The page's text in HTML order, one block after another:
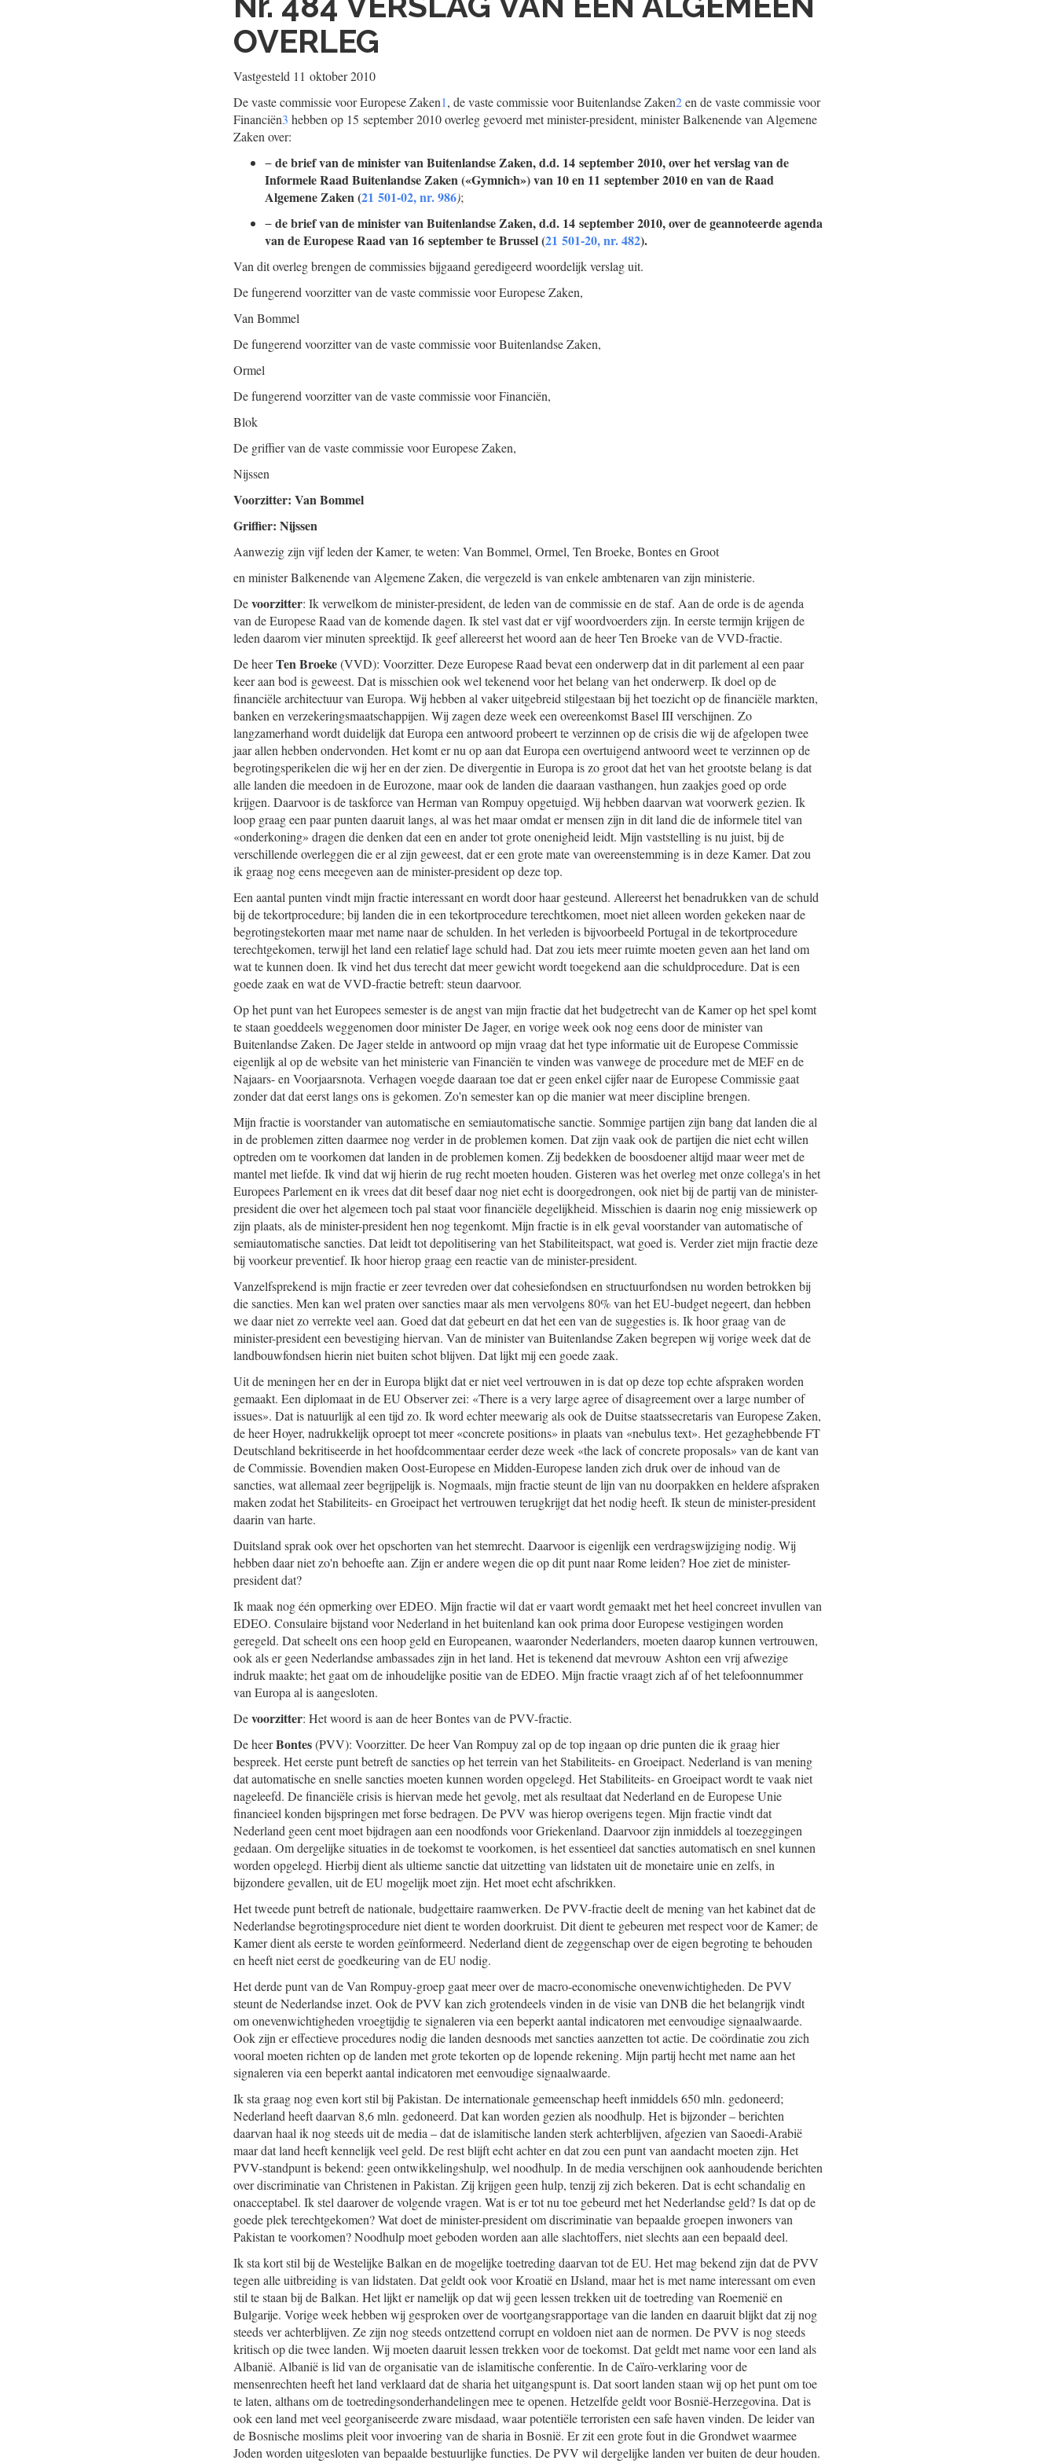
OVERLEG
Vastgesteld 11 oktober 2010
De vaste commissie voor Europese Zaken1, de vaste commissie voor Buitenlandse Zaken2en de vaste commissie voor
Financiën3 hebben op 15 september 2010 overleg gevoerd met minister-president, minister Balkenende van Algemene
Zaken over:
−de brief van de minister van Buitenlandse Zaken, d.d. 14 september 2010, over het verslag van de
Informele Raad Buitenlandse Zaken («Gymnich») van 10 en 11 september 2010 en van de Raad
Algemene Zaken (21 501-02, nr. 986);
−de brief van de minister van Buitenlandse Zaken, d.d. 14 september 2010, over de geannoteerde agenda
van de Europese Raad van 16 september te Brussel (21 501-20, nr. 482).
Van dit overleg brengen de commissies bijgaand geredigeerd woordelijk verslag uit.
De fungerend voorzitter van de vaste commissie voor Europese Zaken,
Van Bommel
De fungerend voorzitter van de vaste commissie voor Buitenlandse Zaken,
Ormel
De fungerend voorzitter van de vaste commissie voor Financiën,
Blok
De griffier van de vaste commissie voor Europese Zaken,
Nijssen
Voorzitter: Van Bommel
Griffier: Nijssen
Aanwezig zijn vijf leden der Kamer, te weten: Van Bommel, Ormel, Ten Broeke, Bontes en Groot
en minister Balkenende van Algemene Zaken, die vergezeld is van enkele ambtenaren van zijn ministerie.
Devoorzitter: Ik verwelkom de minister-president, de leden van de commissie en de staf. Aan de orde is de agenda
van de Europese Raad van de komende dagen. Ik stel vast dat er vijf woordvoerders zijn. In eerste termijn krijgen de
leden daarom vier minuten spreektijd. Ik geef allereerst het woord aan de heer Ten Broeke van de VVD-fractie.
De heerTen Broeke(VVD): Voorzitter. Deze Europese Raad bevat een onderwerp dat in dit parlement al een paar
keer aan bod is geweest. Dat is misschien ook wel tekenend voor het belang van het onderwerp. Ik doel op de
financiële architectuur van Europa. Wij hebben al vaker uitgebreid stilgestaan bij het toezicht op de financiële markten,
banken en verzekeringsmaatschappijen. Wij zagen deze week een overeenkomst Basel III verschijnen. Zo
langzamerhand wordt duidelijk dat Europa een antwoord probeert te verzinnen op de crisis die wij de afgelopen twee
jaar allen hebben ondervonden. Het komt er nu op aan dat Europa een overtuigend antwoord weet te verzinnen op de
begrotingsperikelen die wij her en der zien. De divergentie in Europa is zo groot dat het van het grootste belang is dat
alle landen die meedoen in de Eurozone, maar ook de landen die daaraan vasthangen, hun zaakjes goed op orde
krijgen. Daarvoor is de taskforce van Herman van Rompuy opgetuigd. Wij hebben daarvan wat voorwerk gezien. Ik
loop graag een paar punten daaruit langs, al was het maar omdat er mensen zijn in dit land die de informele titel van
«onderkoning» dragen die denken dat een en ander tot grote onenigheid leidt. Mijn vaststelling is nu juist, bij de
verschillende overleggen die er al zijn geweest, dat er een grote mate van overeenstemming is in deze Kamer. Dat zou
ik graag nog eens meegeven aan de minister-president op deze top.
Een aantal punten vindt mijn fractie interessant en wordt door haar gesteund. Allereerst het benadrukken van de schuld
bij de tekortprocedure; bij landen die in een tekortprocedure terechtkomen, moet niet alleen worden gekeken naar de
begrotingstekorten maar met name naar de schulden. In het verleden is bijvoorbeeld Portugal in de tekortprocedure
terechtgekomen, terwijl het land een relatief lage schuld had. Dat zou iets meer ruimte moeten geven aan het land om
wat te kunnen doen. Ik vind het dus terecht dat meer gewicht wordt toegekend aan die schuldprocedure. Dat is een
goede zaak en wat de VVD-fractie betreft: steun daarvoor.
Op het punt van het Europees semester is de angst van mijn fractie dat het budgetrecht van de Kamer op het spel komt
te staan goeddeels weggenomen door minister De Jager, en vorige week ook nog eens door de minister van
Buitenlandse Zaken. De Jager stelde in antwoord op mijn vraag dat het type informatie uit de Europese Commissie
eigenlijk al op de website van het ministerie van Financiën te vinden was vanwege de procedure met de MEF en de
Najaars- en Voorjaarsnota. Verhagen voegde daaraan toe dat er geen enkel cijfer naar de Europese Commissie gaat
zonder dat dat eerst langs ons is gekomen. Zo'n semester kan op die manier wat meer discipline brengen.
Mijn fractie is voorstander van automatische en semiautomatische sanctie. Sommige partijen zijn bang dat landen die al
in de problemen zitten daarmee nog verder in de problemen komen. Dat zijn vaak ook de partijen die niet echt willen
optreden om te voorkomen dat landen in de problemen komen. Zij bedekken de boosdoener altijd maar weer met de
mantel met liefde. Ik vind dat wij hierin de rug recht moeten houden. Gisteren was het overleg met onze collega's in het
Europees Parlement en ik vrees dat dit besef daar nog niet echt is doorgedrongen, ook niet bij de partij van de minister-
president die over het algemeen toch pal staat voor financiële degelijkheid. Misschien is daarin nog enig missiewerk op
zijn plaats, als de minister-president hen nog tegenkomt. Mijn fractie is in elk geval voorstander van automatische of
semiautomatische sancties. Dat leidt tot depolitisering van het Stabiliteitspact, wat goed is. Verder ziet mijn fractie deze
bij voorkeur preventief. Ik hoor hierop graag een reactie van de minister-president.
Vanzelfsprekend is mijn fractie er zeer tevreden over dat cohesiefondsen en structuurfondsen nu worden betrokken bij
die sancties. Men kan wel praten over sancties maar als men vervolgens 80% van het EU-budget negeert, dan hebben
we daar niet zo verrekte veel aan. Goed dat dat gebeurt en dat het een van de suggesties is. Ik hoor graag van de
minister-president een bevestiging hiervan. Van de minister van Buitenlandse Zaken begrepen wij vorige week dat de
landbouwfondsen hierin niet buiten schot blijven. Dat lijkt mij een goede zaak.
Uit de meningen her en der in Europa blijkt dat er niet veel vertrouwen in is dat op deze top echte afspraken worden
gemaakt. Een diplomaat in de EU Observer zei: «There is a very large agree of disagreement over a large number of
issues». Dat is natuurlijk al een tijd zo. Ik word echter meewarig als ook de Duitse staatssecretaris van Europese Zaken,
de heer Hoyer, nadrukkelijk oproept tot meer «concrete positions» in plaats van «nebulus text». Het gezaghebbende FT
Deutschland bekritiseerde in het hoofdcommentaar eerder deze week «the lack of concrete proposals» van de kant van
de Commissie. Bovendien maken Oost-Europese en Midden-Europese landen zich druk over de inhoud van de
sancties, wat allemaal zeer begrijpelijk is. Nogmaals, mijn fractie steunt de lijn van nu doorpakken en heldere afspraken
maken zodat het Stabiliteits- en Groeipact het vertrouwen terugkrijgt dat het nodig heeft. Ik steun de minister-president
daarin van harte.
Duitsland sprak ook over het opschorten van het stemrecht. Daarvoor is eigenlijk een verdragswijziging nodig. Wij
hebben daar niet zo'n behoefte aan. Zijn er andere wegen die op dit punt naar Rome leiden? Hoe ziet de minister-
president dat?
Ik maak nog één opmerking over EDEO. Mijn fractie wil dat er vaart wordt gemaakt met het heel concreet invullen van
EDEO. Consulaire bijstand voor Nederland in het buitenland kan ook prima door Europese vestigingen worden
geregeld. Dat scheelt ons een hoop geld en Europeanen, waaronder Nederlanders, moeten daarop kunnen vertrouwen,
ook als er geen Nederlandse ambassades zijn in het land. Het is tekenend dat mevrouw Ashton een vrij afwezige
indruk maakte; het gaat om de inhoudelijke positie van de EDEO. Mijn fractie vraagt zich af of het telefoonnummer
van Europa al is aangesloten.
Devoorzitter: Het woord is aan de heer Bontes van de PVV-fractie.
De heerBontes(PVV): Voorzitter. De heer Van Rompuy zal op de top ingaan op drie punten die ik graag hier
bespreek. Het eerste punt betreft de sancties op het terrein van het Stabiliteits- en Groeipact. Nederland is van mening
dat automatische en snelle sancties moeten kunnen worden opgelegd. Het Stabiliteits- en Groeipact wordt te vaak niet
nageleefd. De financiële crisis is hiervan mede het gevolg, met als resultaat dat Nederland en de Europese Unie
financieel konden bijspringen met forse bedragen. De PVV was hierop overigens tegen. Mijn fractie vindt dat
Nederland geen cent moet bijdragen aan een noodfonds voor Griekenland. Daarvoor zijn inmiddels al toezeggingen
gedaan. Om dergelijke situaties in de toekomst te voorkomen, is het essentieel dat sancties automatisch en snel kunnen
worden opgelegd. Hierbij dient als ultieme sanctie dat uitzetting van lidstaten uit de monetaire unie en zelfs, in
bijzondere gevallen, uit de EU mogelijk moet zijn. Het moet echt afschrikken.
Het tweede punt betreft de nationale, budgettaire raamwerken. De PVV-fractie deelt de mening van het kabinet dat de
Nederlandse begrotingsprocedure niet dient te worden doorkruist. Dit dient te gebeuren met respect voor de Kamer; de
Kamer dient als eerste te worden geïnformeerd. Nederland dient de zeggenschap over de eigen begroting te behouden
en heeft niet eerst de goedkeuring van de EU nodig.
Het derde punt van de Van Rompuy-groep gaat meer over de macro-economische onevenwichtigheden. De PVV
steunt de Nederlandse inzet. Ook de PVV kan zich grotendeels vinden in de visie van DNB die het belangrijk vindt
om onevenwichtigheden vroegtijdig te signaleren via een beperkt aantal indicatoren met eenvoudige signaalwaarde.
Ook zijn er effectieve procedures nodig die landen desnoods met sancties aanzetten tot actie. De coördinatie zou zich
vooral moeten richten op de landen met grote tekorten op de lopende rekening. Mijn partij hecht met name aan het
signaleren via een beperkt aantal indicatoren met eenvoudige signaalwaarde.
Ik sta graag nog even kort stil bij Pakistan. De internationale gemeenschap heeft inmiddels 650 mln. gedoneerd;
Nederland heeft daarvan 8,6 mln. gedoneerd. Dat kan worden gezien als noodhulp. Het is bijzonder – berichten
daarvan haal ik nog steeds uit de media – dat de islamitische landen sterk achterblijven, afgezien van Saoedi-Arabië
maar dat land heeft kennelijk veel geld. De rest blijft echt achter en dat zou een punt van aandacht moeten zijn. Het
PVV-standpunt is bekend: geen ontwikkelingshulp, wel noodhulp. In de media verschijnen ook aanhoudende berichten
over discriminatie van Christenen in Pakistan. Zij krijgen geen hulp, tenzij zij zich bekeren. Dat is echt schandalig en
onacceptabel. Ik stel daarover de volgende vragen. Wat is er tot nu toe gebeurd met het Nederlandse geld? Is dat op de
goede plek terechtgekomen? Wat doet de minister-president om discriminatie van bepaalde groepen inwoners van
Pakistan te voorkomen? Noodhulp moet geboden worden aan alle slachtoffers, niet slechts aan een bepaald deel.
Ik sta kort stil bij de Westelijke Balkan en de mogelijke toetreding daarvan tot de EU. Het mag bekend zijn dat de PVV
tegen alle uitbreiding is van lidstaten. Dat geldt ook voor Kroatië en IJsland, maar het is met name interessant om even
stil te staan bij de Balkan. Het lijkt er namelijk op dat wij geen lessen trekken uit de toetreding van Roemenië en
Bulgarije. Vorige week hebben wij gesproken over de voortgangsrapportage van die landen en daaruit blijkt dat zij nog
steeds ver achterblijven. Ze zijn nog steeds ontzettend corrupt en voldoen niet aan de normen. De PVV is nog steeds
kritisch op die twee landen. Wij moeten daaruit lessen trekken voor de toekomst. Dat geldt met name voor een land als
Albanië. Albanië is lid van de organisatie van de islamitische conferentie. In de Caïro-verklaring voor de
mensenrechten heeft het land verklaard dat de sharia het uitgangspunt is. Dat soort landen staan wij op het punt om toe
te laten, althans om de toetredingsonderhandelingen mee te openen. Hetzelfde geldt voor Bosnië-Herzegovina. Dat is
ook een land met veel georganiseerde zware misdaad, waar potentiële terroristen een safe haven vinden. De leider van
de Bosnische moslims pleit voor invoering van de sharia in Bosnië. Er zit een grote fout in die Grondwet waarmee
Joden worden uitgesloten van bepaalde bestuurlijke functies. De PVV wil dergelijke landen ver buiten de deur houden.